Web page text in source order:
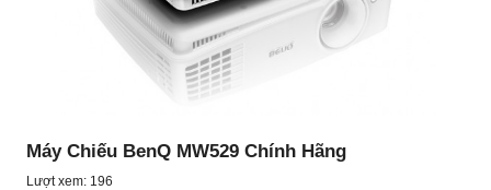
Máy Chiếu BenQ MW529 Chính Hãng
Lượt xem: 196